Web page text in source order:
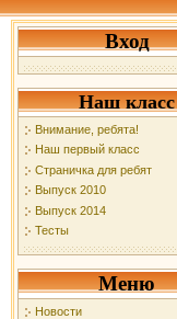
Вход
Наш класс
Внимание, ребята!
Наш первый класс
Страничка для ребят
Выпуск 2010
Выпуск 2014
Тесты
Меню
Новости